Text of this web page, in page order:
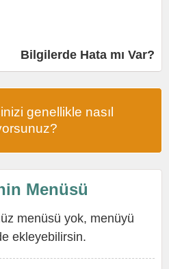
Bilgilerde Hata mı Var?
genellikle nasıl
Menüsü
menüsü yok, menüyü
ekleyebilirsin.